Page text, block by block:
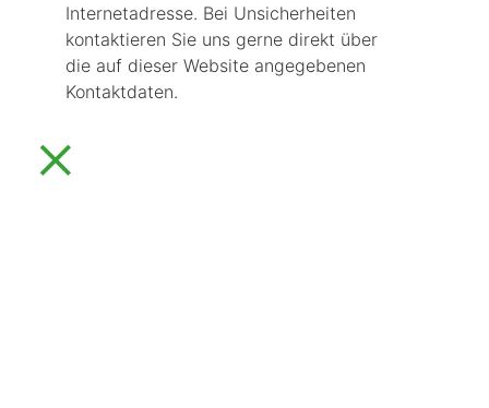
Internetadresse. Bei Unsicherheiten
kontaktieren Sie uns gerne direkt über
die auf dieser Website angegebenen
Kontaktdaten.